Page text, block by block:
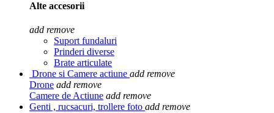
Alte accesorii
add remove
Suport fundaluri
Prinderi diverse
Brate articulate
Drone si Camere actiune add remove
Drone add remove
Camere de Actiune add remove
Genti , rucsacuri, trollere foto add remove